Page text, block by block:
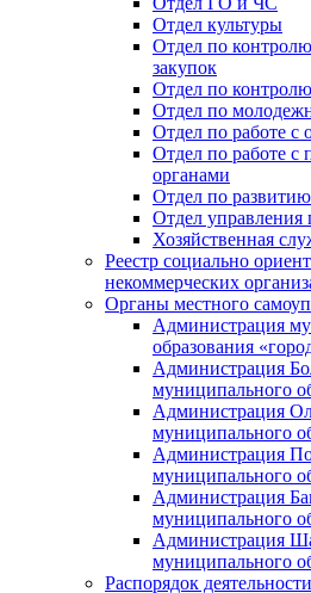
Отдел культуры
Отдел по
закупок
Отдел по
Отдел по
Отдел по работе
Отдел по работе с
органами
Отдел по
Отдел управления
Хозяйственная
Реестр социально
некоммерческих
Органы местного
Администрация
образования
Администрация
муниципального
Администрация
муниципального
Администрация
муниципального
Администрация
муниципального
Администрация
муниципального
Распорядок